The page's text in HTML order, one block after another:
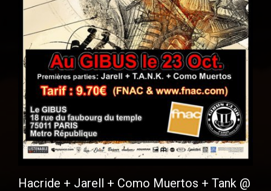
Hacride + Jarell + Como Muertos + Tank @